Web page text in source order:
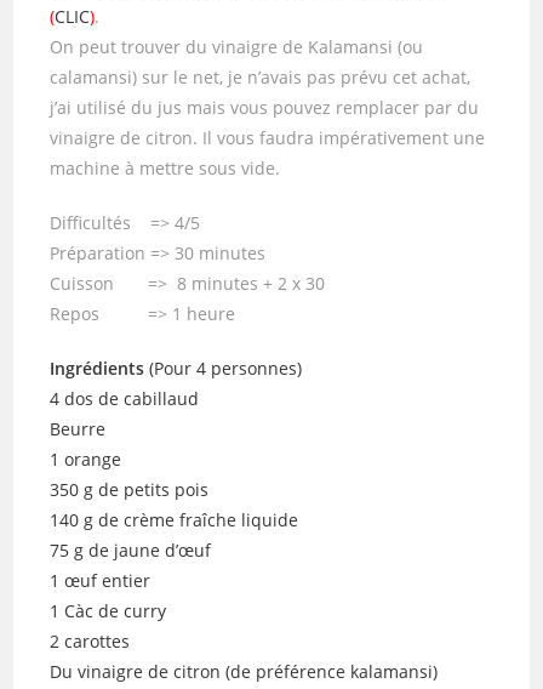
(CLIC).
On peut trouver du vinaigre de Kalamansi (ou
calamansi) sur le net, je n’avais pas prévu cet achat,
j’ai utilisé du jus mais vous pouvez remplacer par du
vinaigre de citron. Il vous faudra impérativement une
machine à mettre sous vide.
Difficultés => 4/5
Préparation => 30 minutes
Cuisson => 8 minutes + 2 x 30
Repos => 1 heure
Ingrédients (Pour 4 personnes)
4 dos de cabillaud
Beurre
1 orange
350 g de petits pois
140 g de crème fraîche liquide
75 g de jaune d’œuf
1 œuf entier
1 Càc de curry
2 carottes
Du vinaigre de citron (de préférence kalamansi)